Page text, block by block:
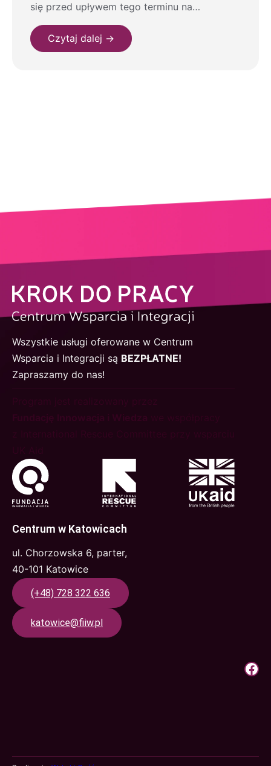
się przed upływem tego terminu na…
Czytaj dalej →
Wszystkie usługi oferowane w Centrum
Wsparcia i Integracji są BEZPŁATNE!
Zapraszamy do nas!
Centrum w Katowicach
ul. Chorzowska 6, parter,
40-101 Katowice
(+48) 728 322 636
katowice@fiiw.pl
Krok Do Pracy | Facebook